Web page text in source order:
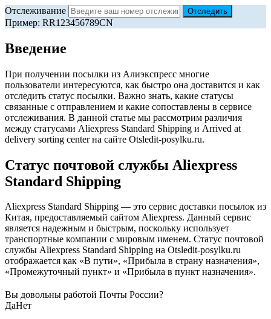
Отслеживание
Пример: RR123456789CN
Введение
При получении посылки из Алиэкспресс многие
пользователи интересуются, как быстро она доставится и как
отследить статус посылки. Важно знать, какие статусы
связанные с отправлением и какие сопоставлены в сервисе
отслеживания. В данной статье мы рассмотрим различия
между статусами Aliexpress Standard Shipping и Arrived at
delivery sorting center на сайте Otsledit-posylku.ru.
Статус почтовой службы Aliexpress
Standard Shipping
Aliexpress Standard Shipping — это сервис доставки посылок из
Китая, предоставляемый сайтом Aliexpress. Данный сервис
является надежным и быстрым, поскольку использует
транспортные компании с мировым именем. Статус почтовой
службы Aliexpress Standard Shipping на Otsledit-posylku.ru
отображается как «В пути», «Прибыла в страну назначения»,
«Промежуточный пункт» и «Прибыла в пункт назначения».
Вы довольны работой Почты России?
ДаНет